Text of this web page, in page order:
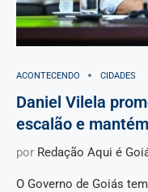
ACONTECENDO CIDADES
Daniel Vilela
escalão e
por Redação Aqui é
O Governo de Goiás